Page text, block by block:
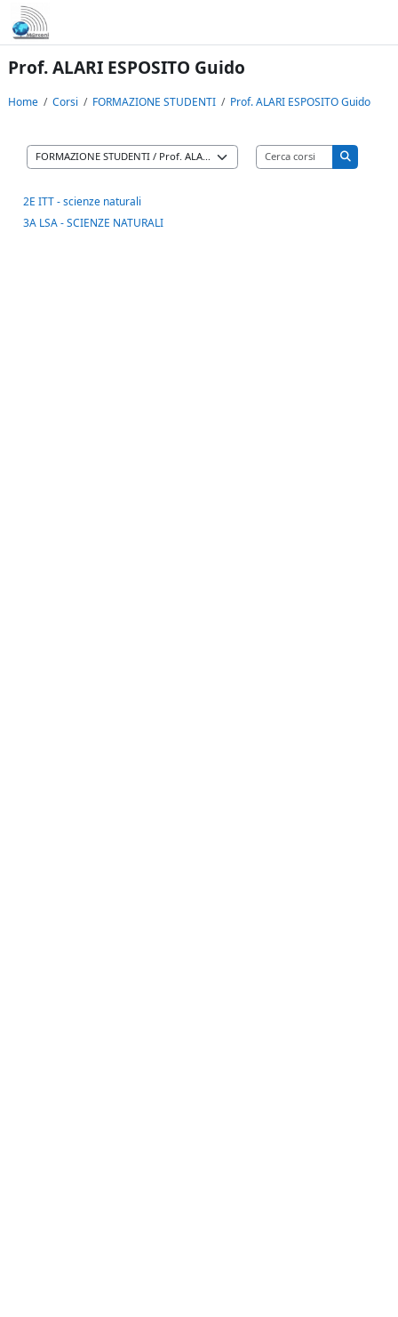
Vai al contenuto principale
Prof. ALARI ESPOSITO Guido
Home Corsi FORMAZIONE STUDENTI Prof. ALARI ESPOSITO Guido
Categorie di corso
Cerca corsi
Cerca
2E ITT - scienze naturali
3A LSA - SCIENZE NATURALI